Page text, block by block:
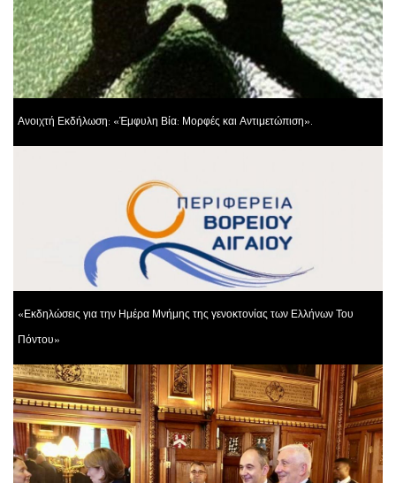
Ανοιχτή Εκδήλωση: «Έμφυλη Βία: Μορφές και Αντιμετώπιση».
«Εκδηλώσεις για την Ημέρα Μνήμης της γενοκτονίας των Ελλήνων Του
Πόντου»